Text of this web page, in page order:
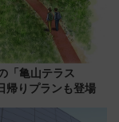
「亀山テラス
帰りプランも登場